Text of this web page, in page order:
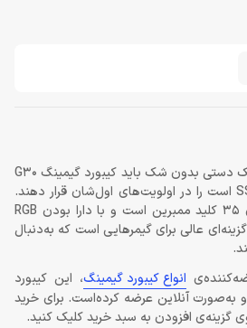
علاقه‌مندان به کیبوردهای یک دستی بدون شک باید کیبورد گیمینگ G30
که محصولی از برند SSEDEW است را در اولویت‌های اول‌شان قرار دهند.
این کیبورد یک دستی دارای 35 کلید ممبرین است و با دارا بودن RGB
عالی برای گیمرهایی است که به‌دنبال
انواع کیبورد گیمینگ، این کیبورد
به‌صورت آنلاین عرضه کرده‌است. برای خرید
افزودن به سبد خرید کلیک کنید.